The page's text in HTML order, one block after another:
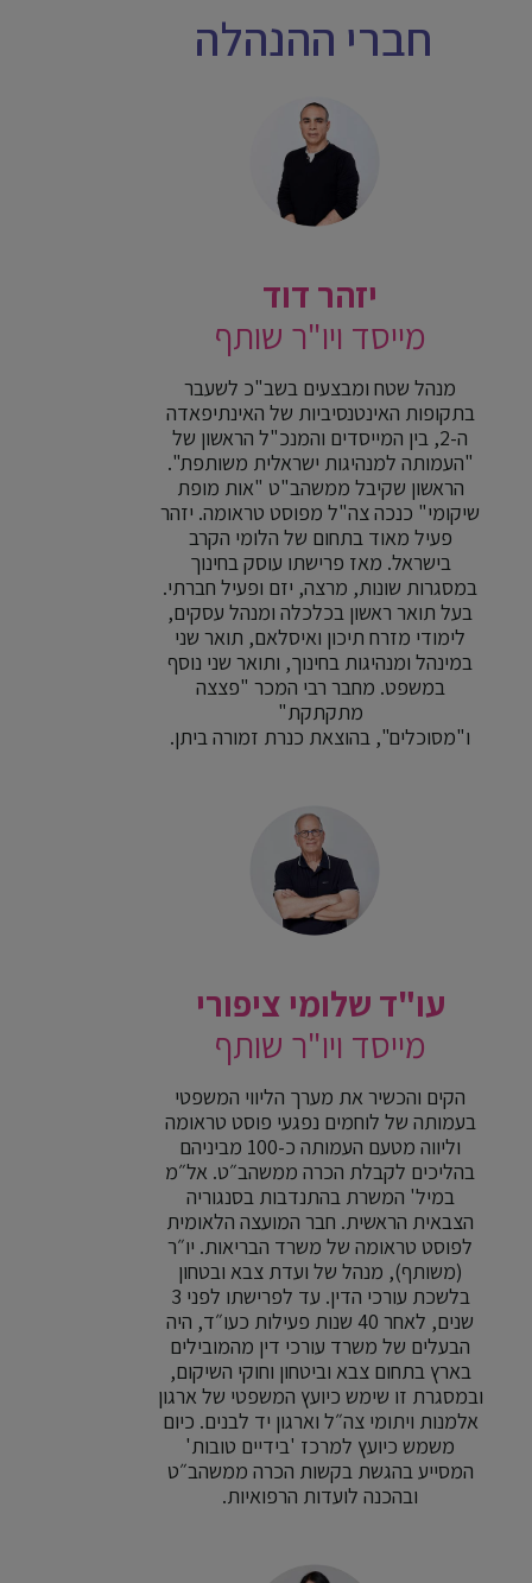
חברי ההנהלה
יזהר דוד
מייסד ויו"ר שותף
מנהל שטח ומבצעים בשב"כ לשעבר
בתקופות האינטנסיביות של האינתיפאדה
ה-2, בין המייסדים והמנכ"ל הראשון של
"העמותה למנהיגות ישראלית משותפת".
הראשון שקיבל ממשהב"ט "אות מופת
שיקומי" כנכה צה"ל מפוסט טראומה. יזהר
פעיל מאוד בתחום של הלומי הקרב
בישראל. מאז פרישתו עוסק בחינוך
במסגרות שונות, מרצה, יזם ופעיל חברתי.
בעל תואר ראשון בכלכלה ומנהל עסקים,
לימודי מזרח תיכון ואיסלאם, תואר שני
במינהל ומנהיגות בחינוך, ותואר שני נוסף
במשפט. מחבר רבי המכר "פצצה
מתקתקת"
ו"מסוכלים", בהוצאת כנרת זמורה ביתן.
עו"ד שלומי ציפורי
מייסד ויו"ר שותף
הקים והכשיר את מערך הליווי המשפטי
בעמותה של לוחמים נפגעי פוסט טראומה
וליווה מטעם העמותה כ-100 מביניהם
בהליכים לקבלת הכרה ממשהב״ט. אל״מ
במיל' המשרת בהתנדבות בסנגוריה
הצבאית הראשית. חבר המועצה הלאומית
לפוסט טראומה של משרד הבריאות. יו״ר
(משותף), מנהל של ועדת צבא ובטחון
בלשכת עורכי הדין. עד לפרישתו לפני 3
שנים, לאחר 40 שנות פעילות כעו״ד, היה
הבעלים של משרד עורכי דין מהמובילים
בארץ בתחום צבא וביטחון וחוקי השיקום,
ובמסגרת זו שימש כיועץ המשפטי של ארגון
אלמנות ויתומי צה״ל וארגון יד לבנים. כיום
משמש כיועץ למרכז 'בידיים טובות'
המסייע בהגשת בקשות הכרה ממשהב״ט
ובהכנה לועדות הרפואיות.